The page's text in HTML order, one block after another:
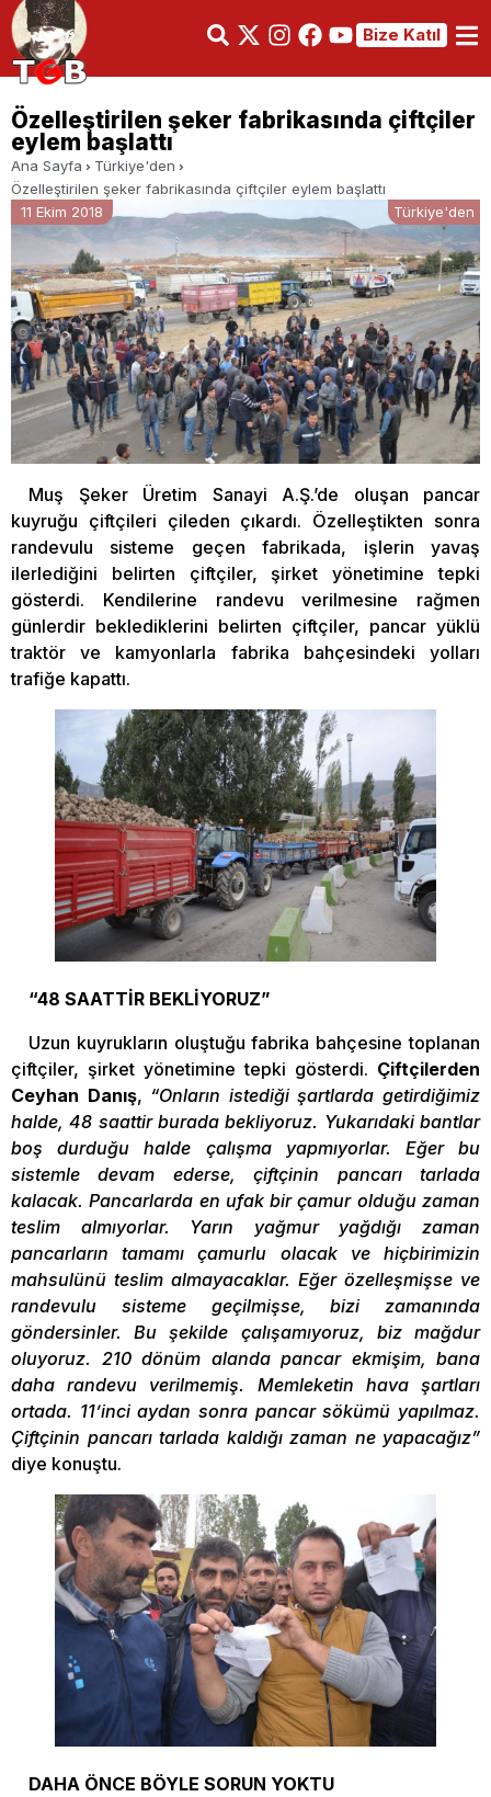
Bize Katıl
Özelleştirilen şeker fabrikasında çiftçiler
eylem başlattı
Ana Sayfa
Türkiye'den
Özelleştirilen şeker fabrikasında çiftçiler eylem başlattı
11 Ekim 2018
Türkiye'den
Muş Şeker Üretim Sanayi A.Ş.’de oluşan pancar
kuyruğu çiftçileri çileden çıkardı. Özelleştikten sonra
randevulu sisteme geçen fabrikada, işlerin yavaş
ilerlediğini belirten çiftçiler, şirket yönetimine tepki
gösterdi. Kendilerine randevu verilmesine rağmen
günlerdir beklediklerini belirten çiftçiler, pancar yüklü
traktör ve kamyonlarla fabrika bahçesindeki yolları
trafiğe kapattı.
“48 SAATTİR BEKLİYORUZ”
Uzun kuyrukların oluştuğu fabrika bahçesine toplanan
çiftçiler, şirket yönetimine tepki gösterdi. Çiftçilerden
Ceyhan Danış, “Onların istediği şartlarda getirdiğimiz
halde, 48 saattir burada bekliyoruz. Yukarıdaki bantlar
boş durduğu halde çalışma yapmıyorlar. Eğer bu
sistemle devam ederse, çiftçinin pancarı tarlada
kalacak. Pancarlarda en ufak bir çamur olduğu zaman
teslim almıyorlar. Yarın yağmur yağdığı zaman
pancarların tamamı çamurlu olacak ve hiçbirimizin
mahsulünü teslim almayacaklar. Eğer özelleşmişse ve
randevulu sisteme geçilmişse, bizi zamanında
göndersinler. Bu şekilde çalışamıyoruz, biz mağdur
oluyoruz. 210 dönüm alanda pancar ekmişim, bana
daha randevu verilmemiş. Memleketin hava şartları
ortada. 11’inci aydan sonra pancar sökümü yapılmaz.
Çiftçinin pancarı tarlada kaldığı zaman ne yapacağız”
diye konuştu.
DAHA ÖNCE BÖYLE SORUN YOKTU